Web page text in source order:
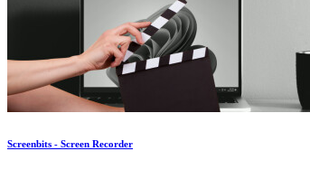
Screenbits - Screen Recorder